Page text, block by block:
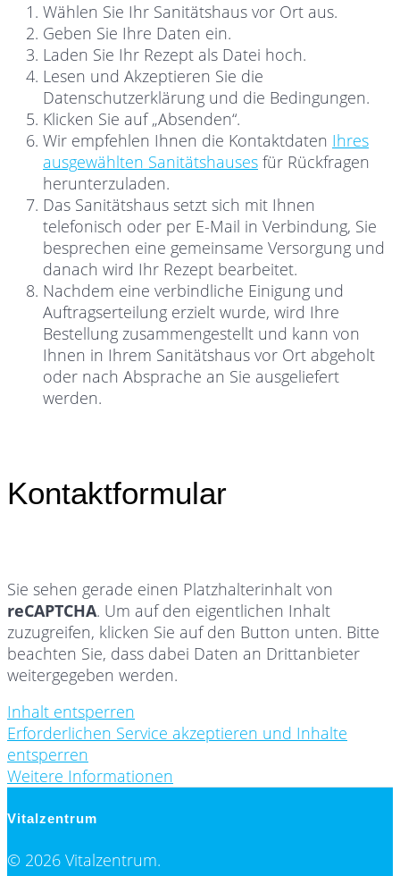
Wählen Sie Ihr Sanitätshaus vor Ort aus.
Geben Sie Ihre Daten ein.
Laden Sie Ihr Rezept als Datei hoch.
Lesen und Akzeptieren Sie die
Datenschutzerklärung und die Bedingungen.
Klicken Sie auf „Absenden“.
Wir empfehlen Ihnen die Kontaktdaten Ihres
ausgewählten Sanitätshauses für Rückfragen
herunterzuladen.
Das Sanitätshaus setzt sich mit Ihnen
telefonisch oder per E-Mail in Verbindung, Sie
besprechen eine gemeinsame Versorgung und
danach wird Ihr Rezept bearbeitet.
Nachdem eine verbindliche Einigung und
Auftragserteilung erzielt wurde, wird Ihre
Bestellung zusammengestellt und kann von
Ihnen in Ihrem Sanitätshaus vor Ort abgeholt
oder nach Absprache an Sie ausgeliefert
werden.
Kontaktformular
Sie sehen gerade einen Platzhalterinhalt von
reCAPTCHA. Um auf den eigentlichen Inhalt
zuzugreifen, klicken Sie auf den Button unten. Bitte
beachten Sie, dass dabei Daten an Drittanbieter
weitergegeben werden.
Inhalt entsperren
Erforderlichen Service akzeptieren und Inhalte
entsperren
Weitere Informationen
Vitalzentrum
© 2026 Vitalzentrum.